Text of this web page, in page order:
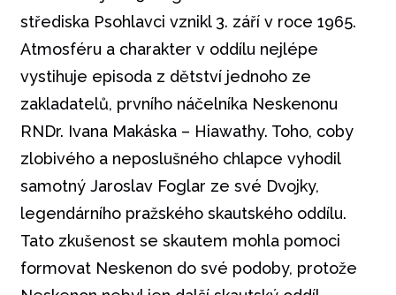
střediska Psohlavci vznikl 3. září v roce 1965.
Atmosféru a charakter v oddílu nejlépe
vystihuje episoda z dětství jednoho ze
zakladatelů, prvního náčelníka Neskenonu
RNDr. Ivana Makáska – Hiawathy. Toho, coby
zlobivého a neposlušného chlapce vyhodil
samotný Jaroslav Foglar ze své Dvojky,
legendárního pražského skautského oddílu.
Tato zkušenost se skautem mohla pomoci
formovat Neskenon do své podoby, protože